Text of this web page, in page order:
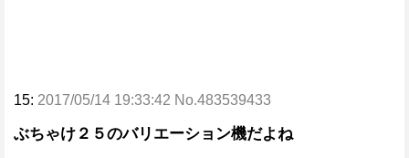
15: 2017/05/14 19:33:42 No.483539433
ぶちゃけ２５のバリエーション機だよね